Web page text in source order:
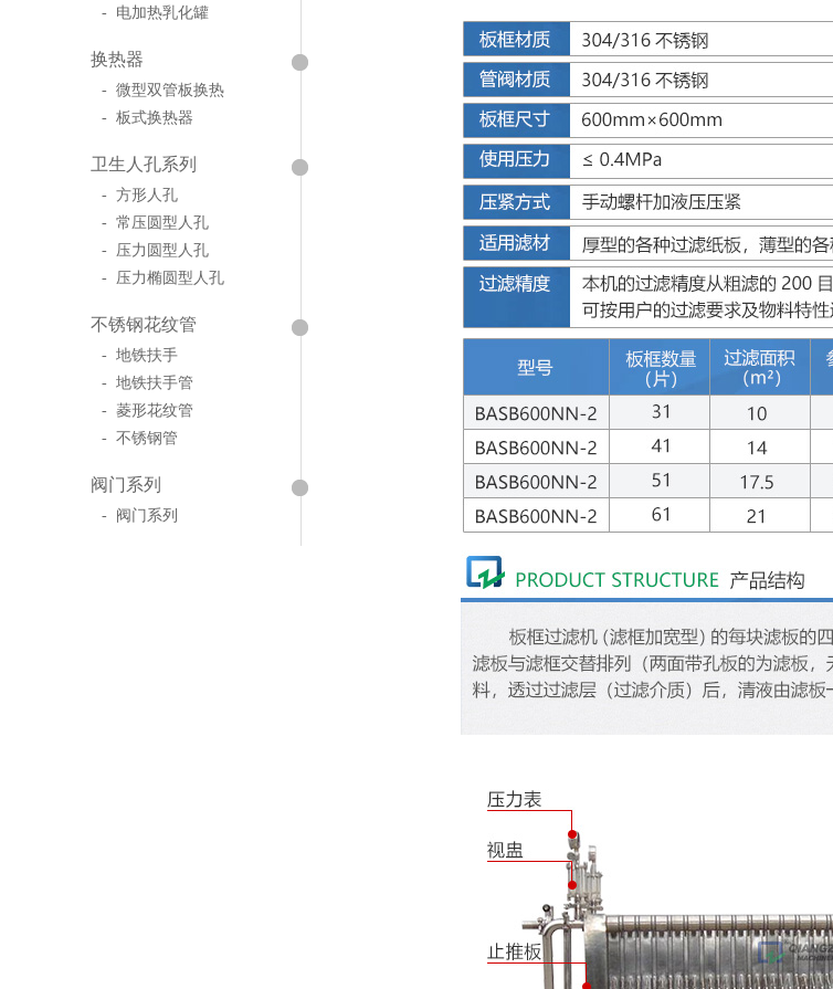
- 电加热乳化罐
换热器
- 微型双管板换热
- 板式换热器
卫生人孔系列
- 方形人孔
- 常压圆型人孔
- 压力圆型人孔
- 压力椭圆型人孔
不锈钢花纹管
- 地铁扶手
- 地铁扶手管
- 菱形花纹管
- 不锈钢管
阀门系列
- 阀门系列